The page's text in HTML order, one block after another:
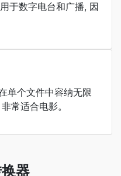
于数字电台和广播, 因
单个文件中容纳无限
常适合电影。
器